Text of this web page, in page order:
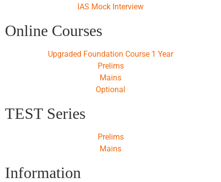
IAS Mock Interview
Online Courses
Upgraded Foundation Course 1 Year
Prelims
Mains
Optional
TEST Series
Prelims
Mains
Information